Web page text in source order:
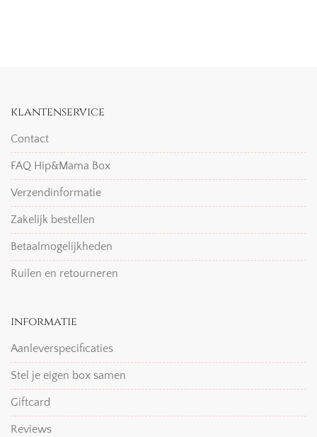
klantenservice
Contact
FAQ Hip&Mama Box
Verzendinformatie
Zakelijk bestellen
Betaalmogelijkheden
Ruilen en retourneren
informatie
Aanleverspecificaties
Stel je eigen box samen
Giftcard
Reviews